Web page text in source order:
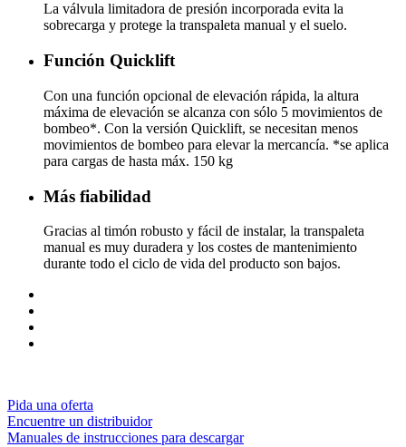
La válvula limitadora de presión incorporada evita la
sobrecarga y protege la transpaleta manual y el suelo.
Función Quicklift
Con una función opcional de elevación rápida, la altura
máxima de elevación se alcanza con sólo 5 movimientos de
bombeo*. Con la versión Quicklift, se necesitan menos
movimientos de bombeo para elevar la mercancía. *se aplica
para cargas de hasta máx. 150 kg
Más fiabilidad
Gracias al timón robusto y fácil de instalar, la transpaleta
manual es muy duradera y los costes de mantenimiento
durante todo el ciclo de vida del producto son bajos.
Pida una oferta
Encuentre un distribuidor
Manuales de instrucciones para descargar